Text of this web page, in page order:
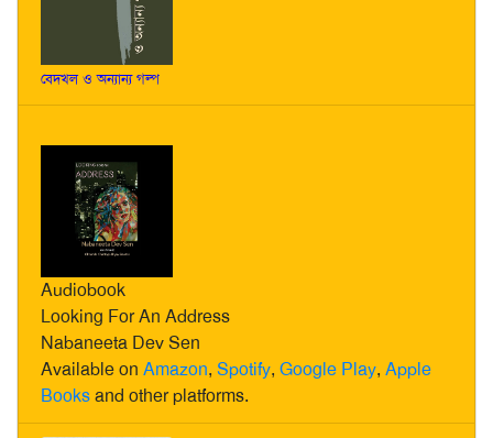
বেদখল ও অন্যান্য গল্প
Audiobook
Looking For An Address
Nabaneeta Dev Sen
Available on Amazon, Spotify, Google Play, Apple
Booksand other platforms.